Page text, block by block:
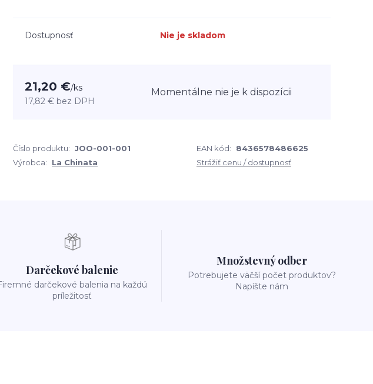
Dostupnosť Nie je skladom
21,20 €/ks
17,82 € bez DPH
Momentálne nie je k dispozícii
Číslo produktu: JOO-001-001 EAN kód:
8436578486625
Výrobca:
La Chinata Strážiť cenu / dostupnosť
Darčekové balenie
darčekové balenia na každú
príležitosť
Množstevný odber
Potrebujete väčší počet produktov?
Napíšte nám